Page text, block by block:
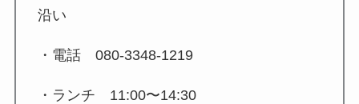
沿い
・電話 080-3348-1219
・ランチ 11:00〜14:30